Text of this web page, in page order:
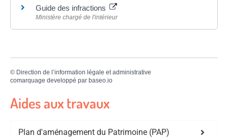
Guide des infractions
Ministère chargé de l'intérieur
© Direction de l’information légale et administrative
comarquage developpé par baseo.io
Aides aux travaux
Plan d'aménagement du Patrimoine (PAP)